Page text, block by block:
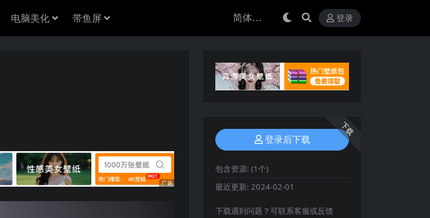
电脑美化 带鱼屏 登录
下载
登录后下载
包含资源: (1个)
最近更新: 2024-02-01
下载遇到问题？可联系客服或反馈